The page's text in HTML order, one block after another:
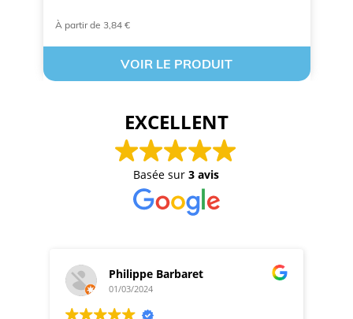
À partir de 3,84 €
VOIR LE PRODUIT
EXCELLENT
Basée sur3 avis
Philippe Barbaret
01/03/2024